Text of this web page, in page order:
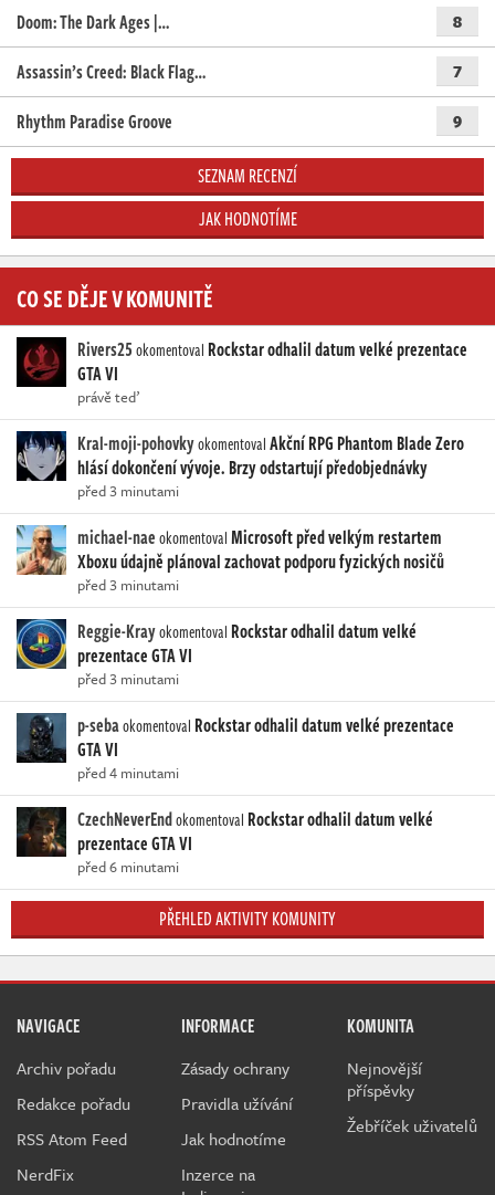
Doom: The Dark Ages |… 8
Assassin’s Creed: Black Flag… 7
Rhythm Paradise Groove 9
SEZNAM RECENZÍ
JAK HODNOTÍME
CO SE DĚJE V KOMUNITĚ
Rivers25okomentoval Rockstar odhalil datum velké prezentace
GTA VI
právě teď
Kral-moji-pohovkyokomentovalAkční RPG Phantom Blade Zero
hlásí dokončení vývoje. Brzy odstartují předobjednávky
před 3 minutami
michael-naeokomentovalMicrosoft před velkým restartem
Xboxu údajně plánoval zachovat podporu fyzických nosičů
před 3 minutami
Reggie-Krayokomentoval Rockstar odhalil datum velké
prezentace GTA VI
před 3 minutami
p-sebaokomentoval Rockstar odhalil datum velké prezentace
GTA VI
před 4 minutami
CzechNeverEndokomentoval Rockstar odhalil datum velké
prezentace GTA VI
před 6 minutami
PŘEHLED AKTIVITY KOMUNITY
NAVIGACE
Archiv pořadu
Redakce pořadu
RSS Atom Feed
NerdFix
INFORMACE
Zásady ochrany
Pravidla užívání
Jak hodnotíme
Inzerce na
KOMUNITA
Nejnovější
příspěvky
Žebříček uživatelů